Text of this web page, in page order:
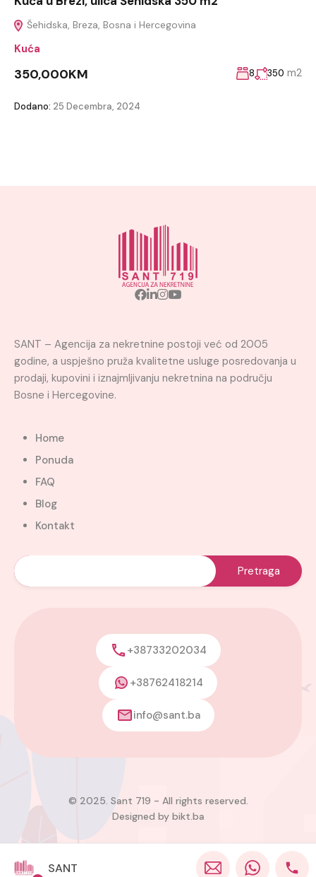
Šehidska, Breza, Bosna i Hercegovina
Kuća
350,000KM 8 350 m2
Dodano: 25 Decembra, 2024
SANT – Agencija za nekretnine postoji već od 2005
godine, a uspješno pruža kvalitetne usluge posredovanja u
prodaji, kupovini i iznajmljivanju nekretnina na području
Bosne i Hercegovine.
Home
Ponuda
FAQ
Blog
Kontakt
+38733202034
+38762418214
info@sant.ba
© 2025. Sant 719 - All rights reserved.
Designed by bikt.ba
SANT